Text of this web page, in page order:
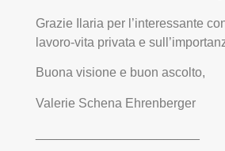
Grazie Ilaria per l’interessante
lavoro-vita privata e
Buona visione e buon ascolto,
Valerie Schena Ehrenberger